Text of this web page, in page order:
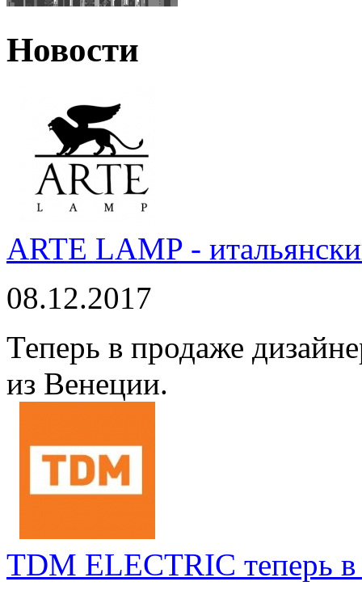
Новости
ARTE LAMP -
08.12.2017
Теперь в продаже
из Венеции.
TDM ELECTRIC теперь